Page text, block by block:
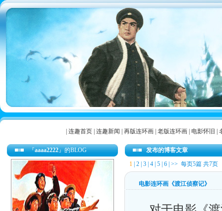
|连趣首页 |连趣新闻 |再版连环画 |老版连环画 电影怀旧 |
『aaaa2222』的BLOG
发布的博客文章
1 |2 |3 |4 |5 |6 |>> 每页5篇 共7页
电影连环画《渡江侦察记》